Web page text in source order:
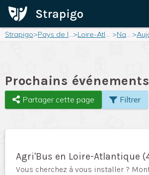
Strapigo> Pays de la Loire> Loire-Atlantique > Nantes >
Prochains événements
Partager cette page Filtrer
Agri'Bus en Loire-Atlantique
Vous cherchez à vous installer ?